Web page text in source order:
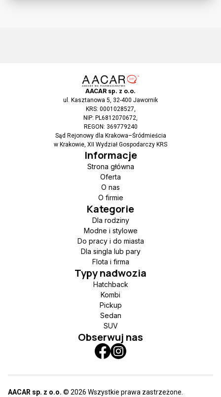
AACAR sp. z o.o.
ul. Kasztanowa 5, 32-400 Jawornik
KRS: 0001028527,
NIP: PL6812070672,
REGON: 369779240
Sąd Rejonowy dla Krakowa–Śródmieścia
w Krakowie, XII Wydział Gospodarczy KRS
Informacje
Strona główna
Oferta
O nas
O firmie
Kategorie
Dla rodziny
Modne i stylowe
Do pracy i do miasta
Dla singla lub pary
Flota i firma
Typy nadwozia
Hatchback
Kombi
Pickup
Sedan
SUV
Obserwuj nas
AACAR sp. z o.o. © 2026 Wszystkie prawa zastrzeżone.